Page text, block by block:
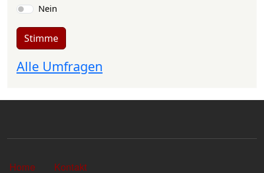
Nein
Stimme
Alle Umfragen
Sekundärlinks
Home
Kontakt